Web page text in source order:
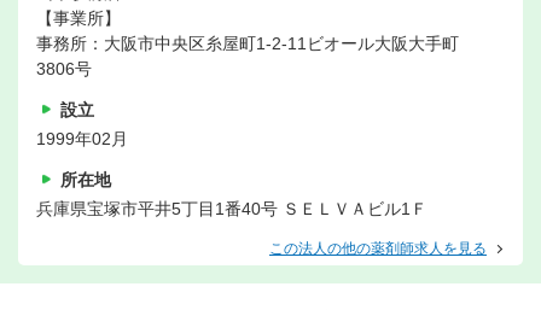
【事業所】
事務所：大阪市中央区糸屋町1-2-11ビオール大阪大手町
3806号
設立
1999年02月
所在地
兵庫県宝塚市平井5丁目1番40号 ＳＥＬＶＡビル1Ｆ
この法人の他の薬剤師求人を見る